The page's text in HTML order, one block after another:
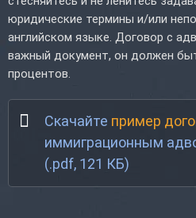
юридические термины и/или
английском языке. Договор с
важный документ, он должен
процентов.
Скачайте пример
иммиграционным
(.pdf, 121 КБ)